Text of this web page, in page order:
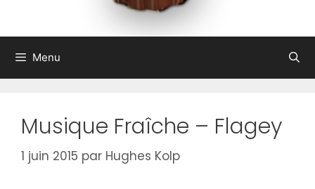
Menu
Musique Fraîche – Flagey
1 juin 2015 par Hughes Kolp